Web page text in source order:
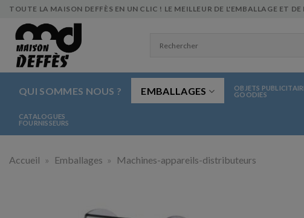
Skip
content
TOUTE LA MAISON DEFFÈS EN UN CLIC ! LE MEILLEUR DE L'EMBALLAGE ET DE
QUI SOMMES NOUS ? EMBALLAGES
OBJETS
GOODIES
CATALOGUES
FOURNISSEURS
Accueil » Emballages » Machines-appareils-distributeurs